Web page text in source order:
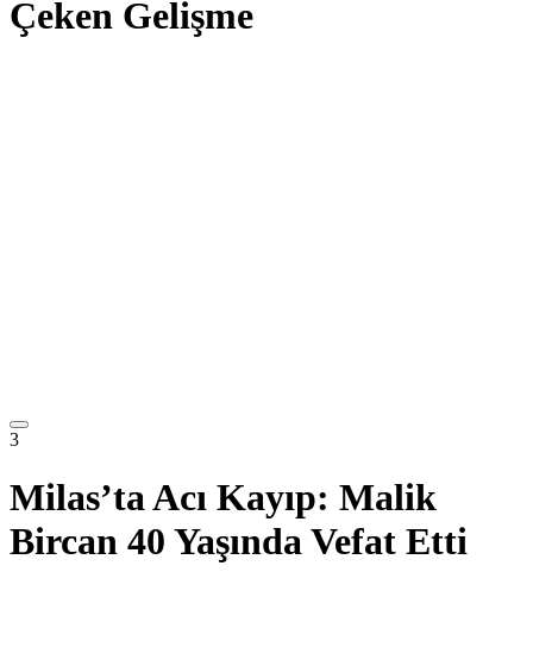
Çeken Gelişme
3
Milas’ta Acı Kayıp: Malik
Bircan 40 Yaşında Vefat Etti